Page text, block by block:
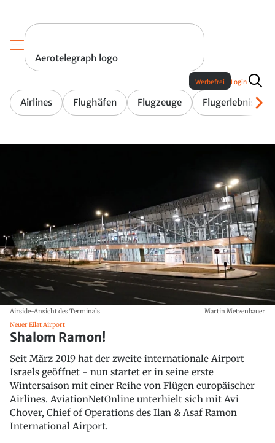
Aerotelegraph logo
Airlines Flughäfen Flugzeuge Flugerlebnis
Werbefrei Login
Airside-Ansicht des Terminals
Martin Metzenbauer
Neuer Eilat Airport
Shalom Ramon!
Seit März 2019 hat der zweite internationale Airport
Israels geöffnet - nun startet er in seine erste
Wintersaison mit einer Reihe von Flügen europäischer
Airlines. AviationNetOnline unterhielt sich mit Avi
Chover, Chief of Operations des Ilan & Asaf Ramon
International Airport.